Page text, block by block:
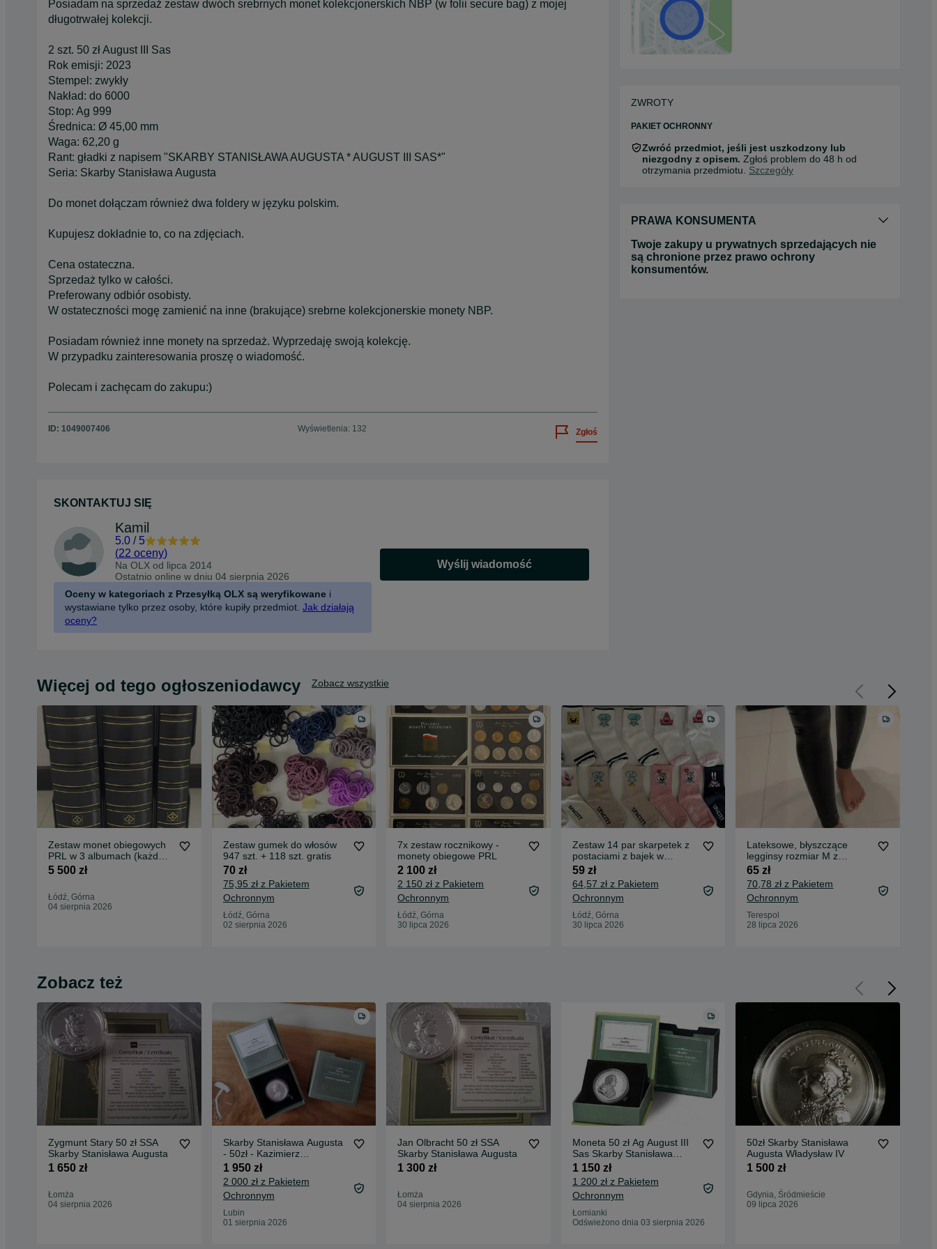
Posiadam na sprzedaż zestaw dwóch srebrnych monet kolekcjonerskich NBP (w folii secure bag) z mojej
długotrwałej kolekcji.
2 szt. 50 zł August III Sas
Rok emisji: 2023
Stempel: zwykły
Nakład: do 6000
Stop: Ag 999
Średnica: Ø 45,00 mm
Waga: 62,20 g
Rant: gładki z napisem "SKARBY STANISŁAWA AUGUSTA * AUGUST III SAS*"
Seria: Skarby Stanisława Augusta
Do monet dołączam również dwa foldery w języku polskim.
Kupujesz dokładnie to, co na zdjęciach.
Cena ostateczna.
Sprzedaż tylko w całości.
Preferowany odbiór osobisty.
W ostateczności mogę zamienić na inne (brakujące) srebrne kolekcjonerskie monety NBP.
Posiadam również inne monety na sprzedaż. Wyprzedaję swoją kolekcję.
W przypadku zainteresowania proszę o wiadomość.
Polecam i zachęcam do zakupu:)
ID: 1049007406 Wyświetlenia: 132 Zgłoś
SKONTAKTUJ SIĘ
Kamil
5.0 / 5
(22 oceny)
Na OLX od lipca 2014
Ostatnio online w dniu 04 sierpnia 2026
Oceny w kategoriach z Przesyłką OLX są weryfikowane i
wystawiane tylko przez osoby, które kupiły przedmiot. Jak działają
oceny?
Wyślij wiadomość
ZWROTY
PAKIET OCHRONNY
Zwróć przedmiot, jeśli jest uszkodzony lub
niezgodny z opisem. Zgłoś problem do 48 h od
otrzymania przedmiotu. Szczegóły
PRAWA KONSUMENTA
Twoje zakupy u prywatnych sprzedających nie
są chronione przez prawo ochrony
konsumentów.
Więcej od tego ogłoszeniodawcy Zobacz wszystkie
Zestaw monet obiegowych
PRL w 3 albumach (każda
moneta inna)
5 500 zł
Łódź, Górna
04 sierpnia 2026
Zestaw gumek do włosów
947 szt. + 118 szt. gratis
70 zł
75,95 zł z Pakietem
Ochronnym
Łódź, Górna
02 sierpnia 2026
7x zestaw rocznikowy -
monety obiegowe PRL
2 100 zł
2 150 zł z Pakietem
Ochronnym
Łódź, Górna
30 lipca 2026
Zestaw 14 par skarpetek z
postaciami z bajek w
rozmiarze uniwersalnym
59 zł
64,57 zł z Pakietem
Ochronnym
Łódź, Górna
30 lipca 2026
Lateksowe, błyszczące
legginsy rozmiar M z
DEFEKTEM (zestaw 10
szt.)
65 zł
70,78 zł z Pakietem
Ochronnym
Terespol
28 lipca 2026
Zobacz też
Zygmunt Stary 50 zł SSA
Skarby Stanisława Augusta
1 650 zł
Łomża
04 sierpnia 2026
Skarby Stanisława Augusta
- 50zł - Kazimierz
Jagiellończyk - SSA
1 950 zł
2 000 zł z Pakietem
Ochronnym
Lubin
01 sierpnia 2026
Jan Olbracht 50 zł SSA
Skarby Stanisława Augusta
1 300 zł
Łomża
04 sierpnia 2026
Moneta 50 zł Ag August III
Sas Skarby Stanisława
Augusta
1 150 zł
1 200 zł z Pakietem
Ochronnym
Łomianki
Odświeżono dnia 03 sierpnia 2026
50zł Skarby Stanisława
Augusta Władysław IV
1 500 zł
Gdynia, Śródmieście
09 lipca 2026